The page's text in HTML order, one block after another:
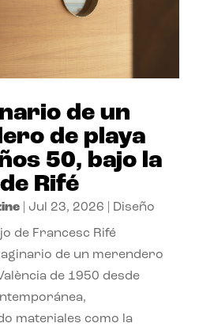
de un
de playa
50, bajo la
Rifé
| Jul 23, 2026 Diseño
de Francesc Rifé
de un merendero
de 1950 desde
materiales como la